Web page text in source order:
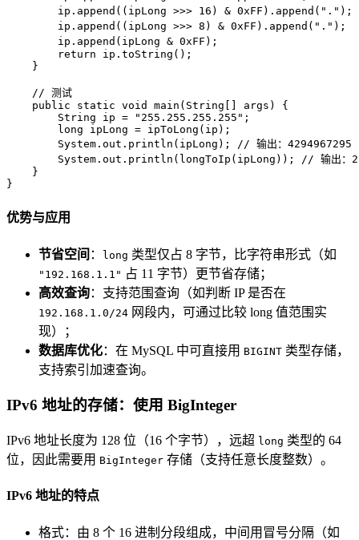
        ip.append((ipLong >>>
16 ) & 0xFF ).append( "."
        ip.append((ipLong >>>
8 ) & 0xFF ).append( "."
        ip.append(ipLong &
0xFF
return ip.toString();
    }
// 测试
public
static void main (String[] args)
{
String
ip = "255.255.255.255" ;
long
ipLong = ipToLong(ip);
        System.out.println(ipLong);
// 输出：
        System.out.println(longToIp(ipLong));
// 输出：
    }
}
优势与应用
节省空间 ： long 类型仅占 8 字节，比字符串形式（如
"192.168.1.1" 占 11 字节）更节省存储；
高效查询：支持范围查询（如判断 IP 是否在
192.168.1.0/24 网段内，可通过比较 long 值范围实
现）；
数据库优化：在 MySQL 中可直接用 BIGINT 类型存储，
支持索引加速查询。
IPv6 地址的存储：使用 BigInteger
IPv6 地址长度为 128 位（16 个字节），远超 long 类型的 64
位，因此需要用 BigInteger 存储（支持任意长度整数）。
IPv6 地址的特点
格式：由 8 个 16 进制分段组成，中间用冒号分隔（如